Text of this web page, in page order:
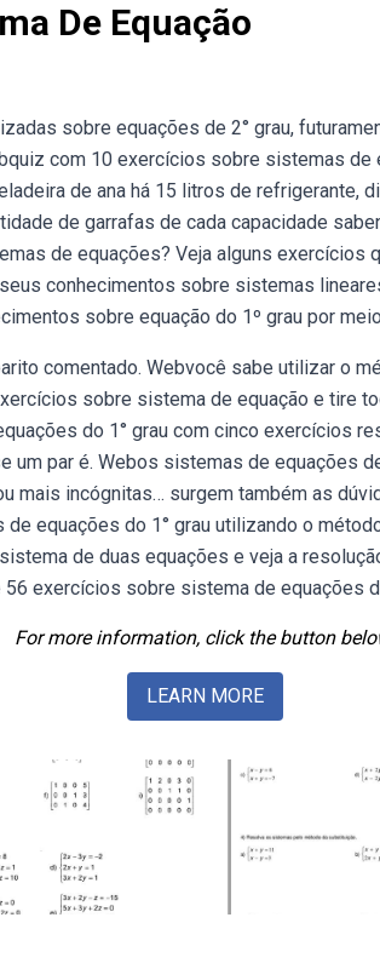
De Equação
sobre equações de 2° grau,
com 10 exercícios sobre sistemas de
de ana há 15 litros de refrigerante,
de garrafas de cada capacidade
de equações? Veja alguns exercícios
conhecimentos sobre sistemas
sobre equação do 1º grau por
comentado. Webvocê sabe utilizar o
sobre sistema de equação e tire
do 1° grau com cinco exercícios
um par é. Webos sistemas de equações
mais incógnitas… surgem também as
equações do 1° grau utilizando o
de duas equações e veja a
exercícios sobre sistema de equações
For more information, click the button
LEARN MORE